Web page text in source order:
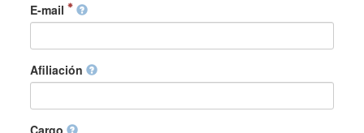
E-mail
Afiliación
Cargo